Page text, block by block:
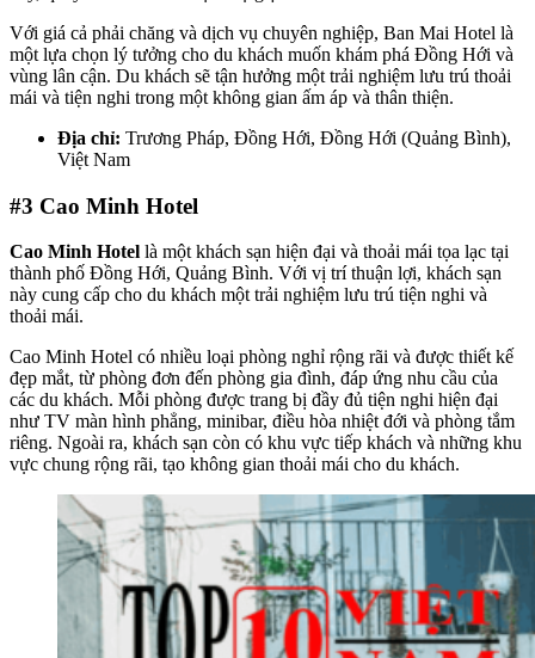
Với giá cả phải chăng và dịch vụ chuyên nghiệp, Ban Mai Hotel là
một lựa chọn lý tưởng cho du khách muốn khám phá Đồng Hới và
vùng lân cận. Du khách sẽ tận hưởng một trải nghiệm lưu trú thoải
mái và tiện nghi trong một không gian ấm áp và thân thiện.
Địa chỉ: Trương Pháp, Đồng Hới, Đồng Hới (Quảng Bình),
Việt Nam
#3 Cao Minh Hotel
Cao Minh Hotel là một khách sạn hiện đại và thoải mái tọa lạc tại
thành phố Đồng Hới, Quảng Bình. Với vị trí thuận lợi, khách sạn
này cung cấp cho du khách một trải nghiệm lưu trú tiện nghi và
thoải mái.
Cao Minh Hotel có nhiều loại phòng nghỉ rộng rãi và được thiết kế
đẹp mắt, từ phòng đơn đến phòng gia đình, đáp ứng nhu cầu của
các du khách. Mỗi phòng được trang bị đầy đủ tiện nghi hiện đại
như TV màn hình phẳng, minibar, điều hòa nhiệt đới và phòng tắm
riêng. Ngoài ra, khách sạn còn có khu vực tiếp khách và những khu
vực chung rộng rãi, tạo không gian thoải mái cho du khách.